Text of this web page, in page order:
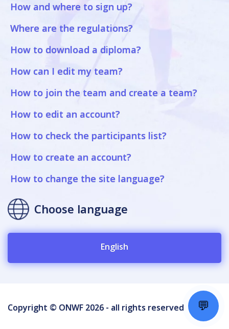
How and where to sign up?
Where are the regulations?
How to download a diploma?
How can I edit my team?
How to join the team and create a team?
How to edit an account?
How to check the participants list?
How to create an account?
How to change the site language?
Choose language
English
Copyright © ONWF 2026 - all rights reserved 💬